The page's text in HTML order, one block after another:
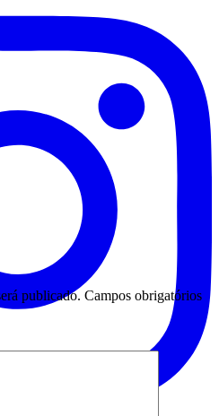
publicado. Campos obrigatórios